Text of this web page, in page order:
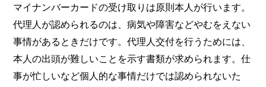
マイナンバーカードの受け取りは原則本人が行います。
代理人が認められるのは、病気や障害などやむをえない
事情があるときだけです。代理人交付を行うためには、
本人の出頭が難しいことを示す書類が求められます。仕
事が忙しいなど個人的な事情だけでは認められないた